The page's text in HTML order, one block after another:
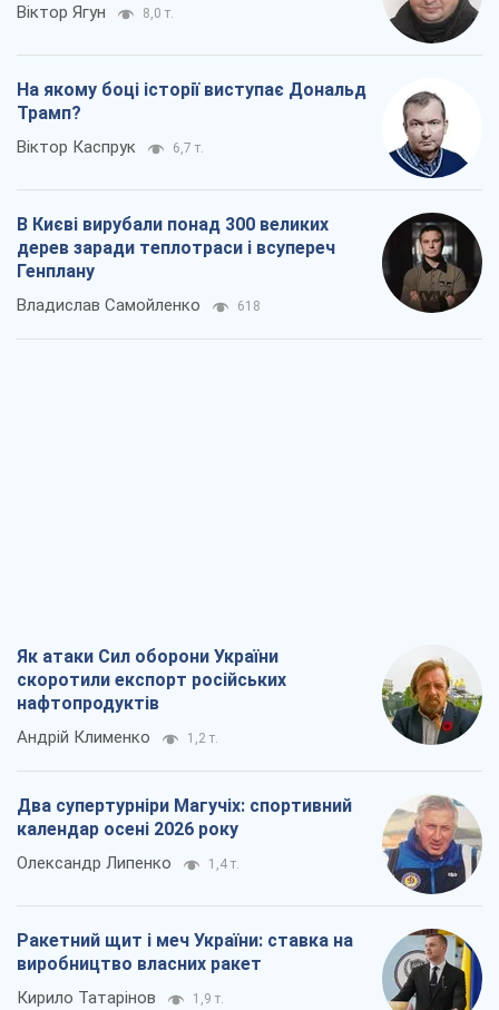
Віктор Ягун 8,0 т.
На якому боці історії виступає Дональд
Трамп?
Віктор Каспрук 6,7 т.
В Києві вирубали понад 300 великих
дерев заради теплотраси і всупереч
Генплану
Владислав Самойленко 618
Як атаки Сил оборони України
скоротили експорт російських
нафтопродуктів
Андрій Клименко 1,2 т.
Два супертурніри Магучіх: спортивний
календар осені 2026 року
Олександр Липенко 1,4 т.
Ракетний щит і меч України: ставка на
виробництво власних ракет
Кирило Татарінов 1,9 т.